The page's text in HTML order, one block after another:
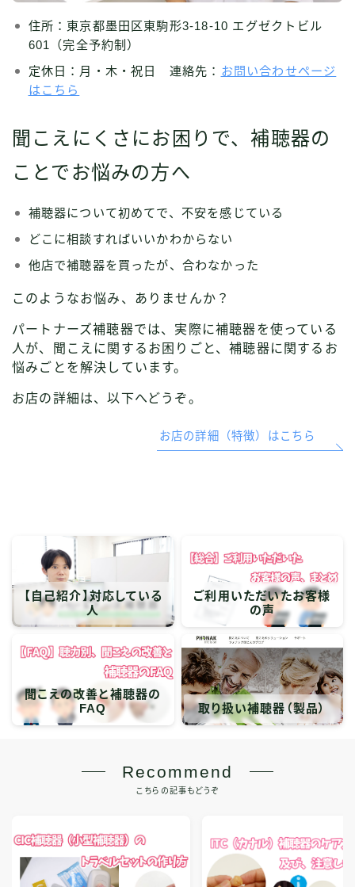
住所：東京都墨田区東駒形3-18-10 エグゼクトビル
601（完全予約制）
定休日：月・木・祝日 連絡先： お問い合わせページ
はこちら
聞こえにくさにお困りで、補聴器の
ことでお悩みの方へ
補聴器について初めてで、不安を感じている
どこに相談すればいいかわからない
他店で補聴器を買ったが、合わなかった
このようなお悩み、ありませんか？
パートナーズ補聴器では、実際に補聴器を使っている
人が、聞こえに関するお困りごと、補聴器に関するお
悩みごとを解決しています。
お店の詳細は、以下へどうぞ。
お店の詳細（特徴）はこちら
【自己紹介】対応している
人
ご利用いただいたお客様
の声
聞こえの改善と補聴器の
FAQ
取り扱い補聴器（製品）
Recommend
こちらの記事もどうぞ